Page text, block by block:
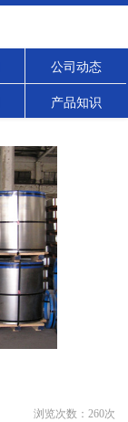
公司动态
产品知识
浏览次数： 260次